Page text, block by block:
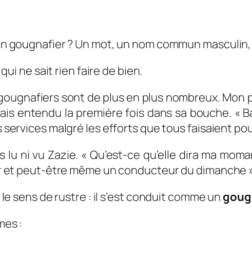
gougnafier ? Un mot, un nom commun
ne sait rien faire de bien.
sont de plus en plus nombreux.
entendu la première fois dans sa bouche. «
malgré les efforts que tous faisaient
lu ni vu Zazie. « Qu’est-ce qu’elle dira ma
peut-être même un conducteur du dimanche
sens de rustre : il s’est conduit comme un
: